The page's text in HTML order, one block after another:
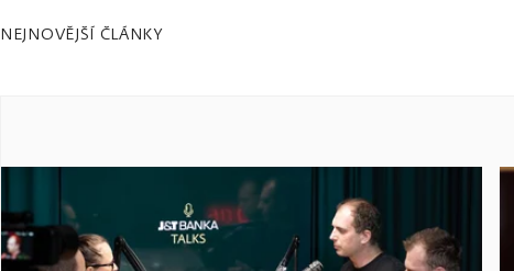
NEJNOVĚJŠÍ ČLÁNKY